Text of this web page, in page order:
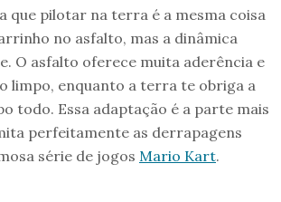
que pilotar na terra é a mesma coisa
no asfalto, mas a dinâmica
O asfalto oferece muita aderência e
limpo, enquanto a terra te obriga a
todo. Essa adaptação é a parte mais
perfeitamente as derrapagens
série de jogos Mario Kart.